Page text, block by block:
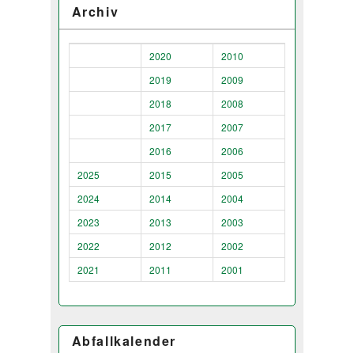
Archiv
2020
2010
2019
2009
2018
2008
2017
2007
2016
2006
2025
2015
2005
2024
2014
2004
2023
2013
2003
2022
2012
2002
2021
2011 2001
Abfallkalender